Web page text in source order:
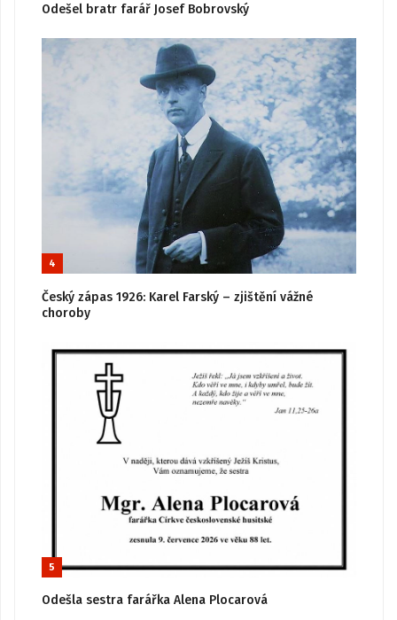
Odešel bratr farář Josef Bobrovský
4
Český zápas 1926: Karel Farský – zjištění vážné
choroby
5
Odešla sestra farářka Alena Plocarová